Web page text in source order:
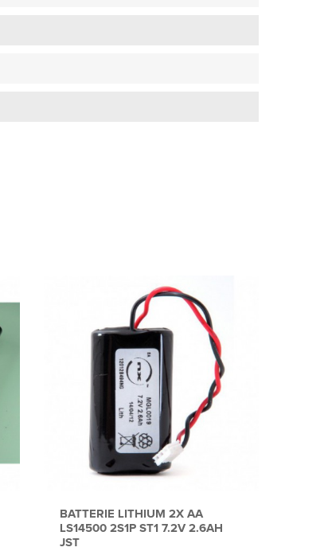
BATTERIE LITHIUM 2X AA
LS14500 2S1P ST1 7.2V 2.6AH
JST